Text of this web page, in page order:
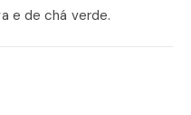
e de chá verde.